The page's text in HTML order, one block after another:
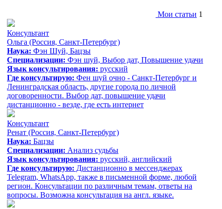
Мои статьи 1
Консультант
Ольга (Россия, Санкт-Петербург)
Наука: Фэн Шуй, Бацзы
Специализации: Фэн шуй, Выбор дат, Повышение удачи
Язык консультирования: русский
Где консультирую: Фен шуй очно - Санкт-Петербург и
Ленинградская область, другие города по личной
договоренности. Выбор дат, повышение удачи
дистанционно - везде, где есть интернет
Консультант
Ренат (Россия, Санкт-Петербург)
Наука: Бацзы
Специализации: Анализ судьбы
Язык консультирования: русский, aнглийский
Где консультирую: Дистанционно в мессенджерах
Telegram, WhatsApp, также в письменной форме, любой
регион. Консультации по различным темам, ответы на
вопросы. Возможна консультация на англ. языке.